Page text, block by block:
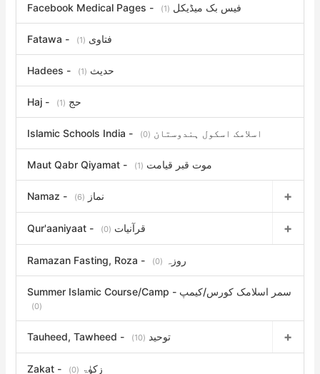
Facebook Medical Pages - فیس بک میڈیکل (1)
Fatawa - فتاوی (1)
Hadees - حدیث (1)
Haj - حج (1)
Islamic Schools India - اسلامک اسکول ہندوستان (0)
Maut Qabr Qiyamat - موت قبر قیامت (1)
Namaz - نماز (6)
Qur'aaniyaat - قرآنیات (0)
Ramazan Fasting, Roza - روزہ (0)
Summer Islamic Course/Camp - سمر اسلامک کورس/کیمپ
(0)
Tauheed, Tawheed - توحید (10)
Zakat - زکوٰۃ (0)